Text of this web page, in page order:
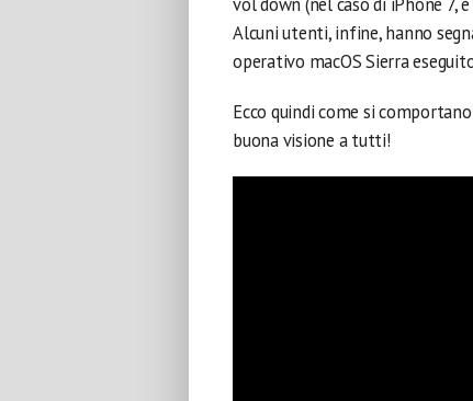
Alcuni utenti, infine, hanno
operativo macOS Sierra
Ecco quindi come si
buona visione a tutti!